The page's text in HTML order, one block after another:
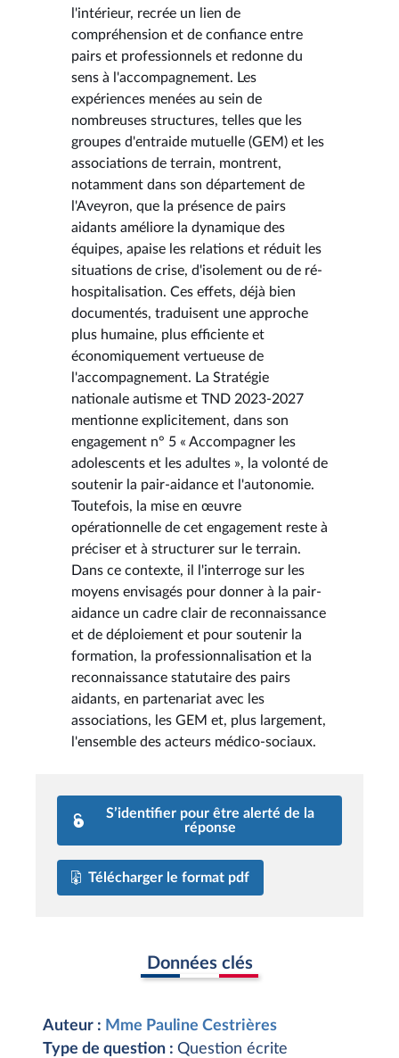
l'intérieur, recrée un lien de
compréhension et de confiance entre
pairs et professionnels et redonne du
sens à l'accompagnement. Les
expériences menées au sein de
nombreuses structures, telles que les
groupes d'entraide mutuelle (GEM) et les
associations de terrain, montrent,
notamment dans son département de
l'Aveyron, que la présence de pairs
aidants améliore la dynamique des
équipes, apaise les relations et réduit les
situations de crise, d'isolement ou de ré-
hospitalisation. Ces effets, déjà bien
documentés, traduisent une approche
plus humaine, plus efficiente et
économiquement vertueuse de
l'accompagnement. La Stratégie
nationale autisme et TND 2023-2027
mentionne explicitement, dans son
engagement n° 5 « Accompagner les
adolescents et les adultes », la volonté de
soutenir la pair-aidance et l'autonomie.
Toutefois, la mise en œuvre
opérationnelle de cet engagement reste à
préciser et à structurer sur le terrain.
Dans ce contexte, il l'interroge sur les
moyens envisagés pour donner à la pair-
aidance un cadre clair de reconnaissance
et de déploiement et pour soutenir la
formation, la professionnalisation et la
reconnaissance statutaire des pairs
aidants, en partenariat avec les
associations, les GEM et, plus largement,
l'ensemble des acteurs médico-sociaux.
S’identifier pour être alerté de la
réponse
Télécharger le format pdf
Données clés
Auteur : Mme Pauline Cestrières
Type de question : Question écrite